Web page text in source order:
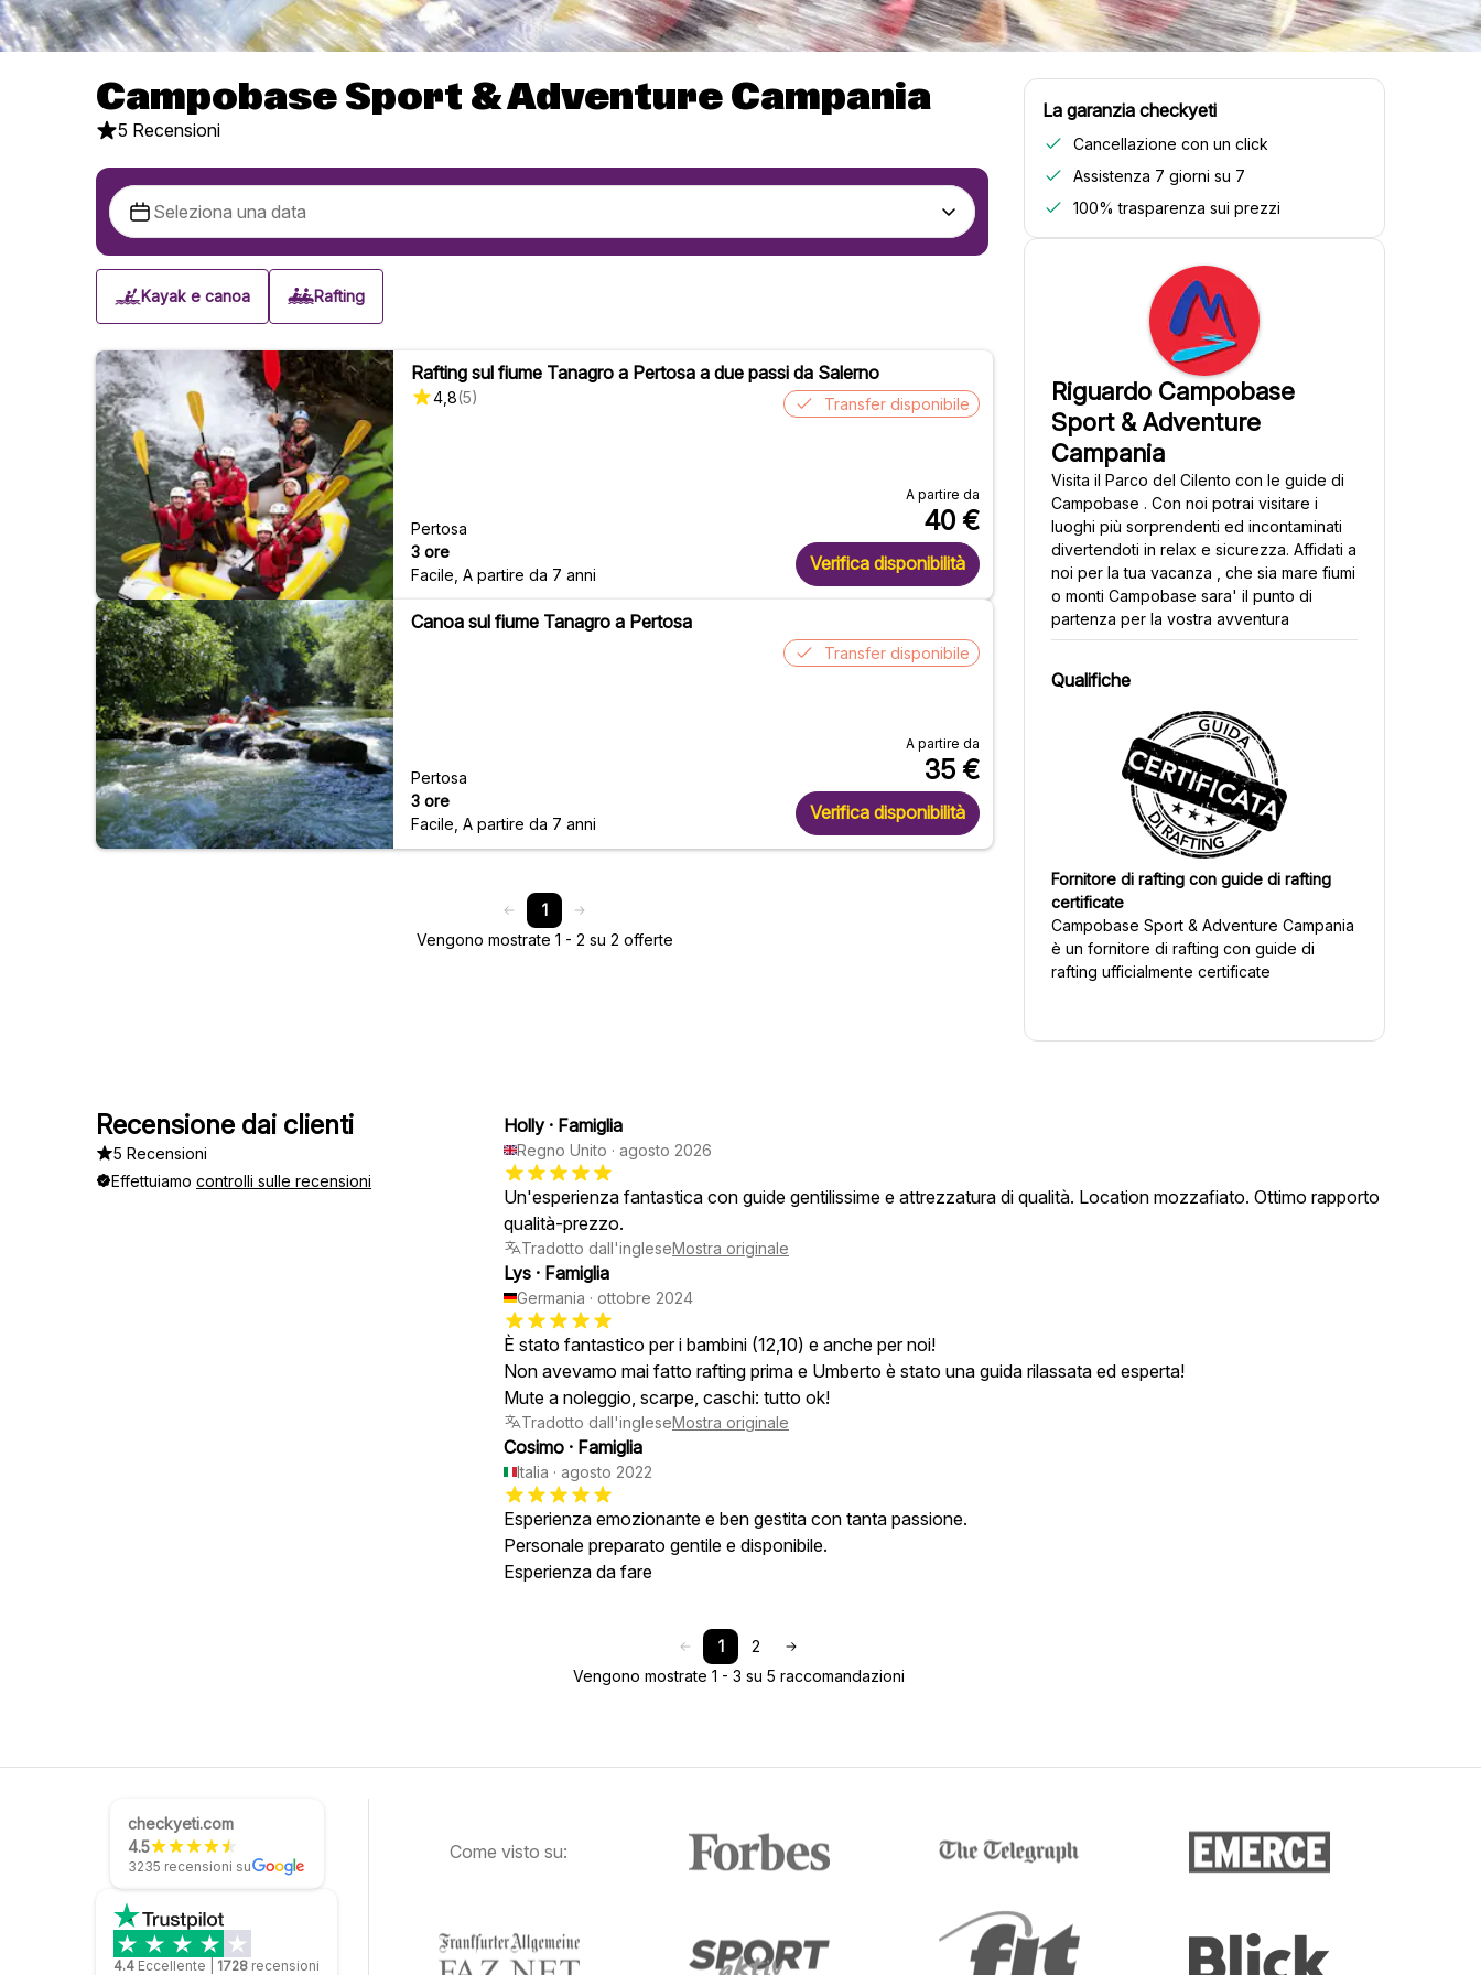
Campobase Sport & Adventure Campania
5 Recensioni
Kayak e canoa Rafting
Rafting sul fiume Tanagro a Pertosa a due passi da Salerno
4,8(5)
Pertosa
3 ore
Facile A partire da 7 anni
Transfer disponibile
A partire da
40 €
Verifica disponibilità
Canoa sul fiume Tanagro a Pertosa
Pertosa
3 ore
Facile A partire da 7 anni
Transfer disponibile
A partire da
35 €
Verifica disponibilità
1
Vengono mostrate 1 - 2 su 2 offerte
La garanzia checkyeti
Cancellazione con un click
Assistenza 7 giorni su 7
100% trasparenza sui prezzi
Riguardo Campobase
Sport & Adventure
Campania
Visita il Parco del Cilento con le guide di
Campobase . Con noi potrai visitare i
luoghi più sorprendenti ed incontaminati
divertendoti in relax e sicurezza. Affidati a
noi per la tua vacanza , che sia mare fiumi
o monti Campobase sara' il punto di
partenza per la vostra avventura
Qualifiche
Fornitore di rafting con guide di rafting
certificate
Campobase Sport & Adventure Campania
è un fornitore di rafting con guide di
rafting ufficialmente certificate
Recensione dai clienti
5 Recensioni
Effettuiamo controlli sulle recensioni
Holly · Famiglia
Regno Unito · agosto 2026
Un'esperienza fantastica con guide gentilissime e attrezzatura di qualità. Location mozzafiato. Ottimo rapporto
qualità-prezzo.
Tradotto dall'ingleseMostra originale
Lys · Famiglia
Germania · ottobre 2024
È stato fantastico per i bambini (12,10) e anche per noi!
Non avevamo mai fatto rafting prima e Umberto è stato una guida rilassata ed esperta!
Tradotto dall'ingleseMostra originale
Cosimo · Famiglia
Italia · agosto 2022
Esperienza emozionante e ben gestita con tanta passione.
Personale preparato gentile e disponibile.
Esperienza da fare
1
2
Vengono mostrate 1 - 3 su 5 raccomandazioni
checkyeti.com
4.5
3235 recensioni su
4.4 Eccellente 1728 recensioni
Come visto su: